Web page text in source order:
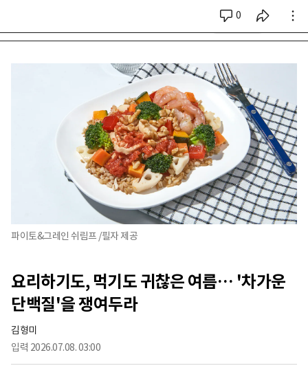
0
시리즈 전체
파이토&그레인 쉬림프 /필자 제공
요리하기도, 먹기도 귀찮은 여름… '차가운
단백질'을 쟁여두라
김형미
입력 2026.07.08. 03:00